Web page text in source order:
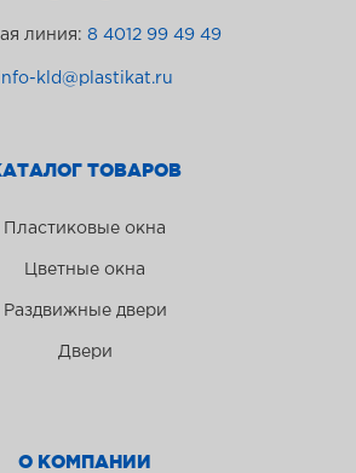
О КОМПАНИИ
ТОВАРОВ
Пластиковые окна
Цветные окна
Раздвижные двери
Двери
линия: 8 4012 99 49 49
kld@plastikat.ru